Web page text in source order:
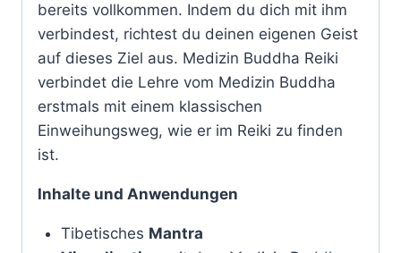
bereits vollkommen. Indem du dich mit ihm
verbindest, richtest du deinen eigenen Geist
auf dieses Ziel aus. Medizin Buddha Reiki
verbindet die Lehre vom Medizin Buddha
erstmals mit einem klassischen
Einweihungsweg, wie er im Reiki zu finden
ist.
Inhalte und Anwendungen
Tibetisches Mantra